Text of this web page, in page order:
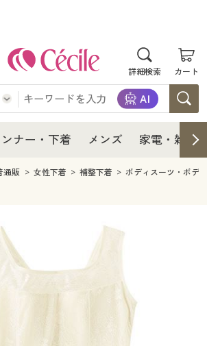
詳細検索 カート
ン
すべて
ズ下着
家具
家具通販すべて
ナー・下着 メンズ 家電・雑貨
て
ョン
すべて
ズ下着
品
家具通販すべて
メント
通販 女性下着 補整下着 ボディスーツ・ボデ